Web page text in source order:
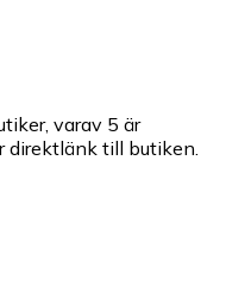
varav 5 är
direktlänk till butiken.